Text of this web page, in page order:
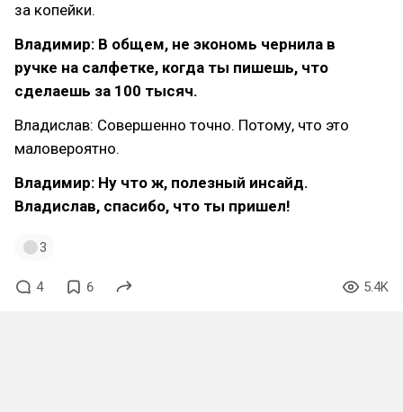
за копейки.
Владимир: В общем, не экономь чернила в
ручке на салфетке, когда ты пишешь, что
сделаешь за 100 тысяч.
Владислав: Совершенно точно. Потому, что это
маловероятно.
Владимир: Ну что ж, полезный инсайд.
Владислав, спасибо, что ты пришел!
3
4 6 5.4K